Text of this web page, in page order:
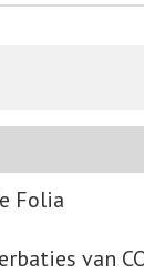
Folia
van